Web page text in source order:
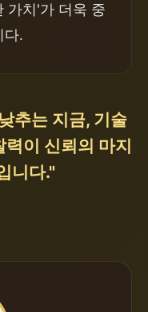
가치'가 더욱 중
다.
추는 지금, 기술
이 신뢰의 마지
니다."